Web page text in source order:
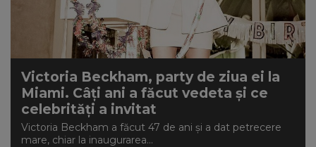
Victoria Beckham, party de ziua ei la
Miami. Câți ani a făcut vedeta și ce
celebrități a invitat
Victoria Beckham a făcut 47 de ani și a dat petrecere
mare, chiar la inaugurarea...